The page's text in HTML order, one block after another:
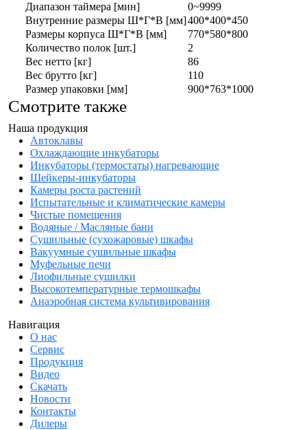
Диапазон таймера [мин]
0~9999
Внутренние размеры Ш*Г*В [мм]400*400*450
Размеры корпуса Ш*Г*В [мм]
770*580*800
Количество полок [шт.]
2
Вес нетто [кг]
86
Вес брутто [кг]
110
Размер упаковки [мм]
900*763*1000
Смотрите также
Наша продукция
Автоклавы
Охлаждающие инкубаторы
Инкубаторы (термостаты) нагревающие
Шейкеры-инкубаторы
Камеры роста растений
Испытательные и климатические камеры
Чистые помещения
Водяные / Масляные бани
Сушильные (сухожаровые) шкафы
Вакуумные сушильные шкафы
Муфельные печи
Лиофильные сушилки
Высокотемпературные термошкафы
Анаэробная система культивирования
Навигация
О нас
Сервис
Продукция
Видео
Скачать
Новости
Контакты
Дилеры